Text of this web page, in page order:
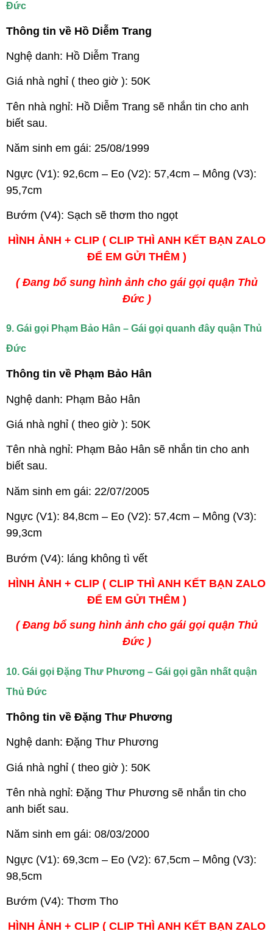
Đức
Thông tin về Hồ Diễm Trang
Nghệ danh: Hồ Diễm Trang
Giá nhà nghỉ ( theo giờ ): 50K
Tên nhà nghỉ: Hồ Diễm Trang sẽ nhắn tin cho anh
biết sau.
Năm sinh em gái: 25/08/1999
Ngực (V1): 92,6cm – Eo (V2): 57,4cm – Mông (V3):
95,7cm
Bướm (V4): Sạch sẽ thơm tho ngọt
HÌNH ẢNH + CLIP ( CLIP THÌ ANH KẾT BẠN ZALO
ĐỂ EM GỬI THÊM )
( Đang bổ sung hình ảnh cho gái gọi quận Thủ
Đức )
9. Gái gọi Phạm Bảo Hân – Gái gọi quanh đây quận Thủ
Đức
Thông tin về Phạm Bảo Hân
Nghệ danh: Phạm Bảo Hân
Giá nhà nghỉ ( theo giờ ): 50K
Tên nhà nghỉ: Phạm Bảo Hân sẽ nhắn tin cho anh
biết sau.
Năm sinh em gái: 22/07/2005
Ngực (V1): 84,8cm – Eo (V2): 57,4cm – Mông (V3):
99,3cm
Bướm (V4): láng không tì vết
HÌNH ẢNH + CLIP ( CLIP THÌ ANH KẾT BẠN ZALO
ĐỂ EM GỬI THÊM )
( Đang bổ sung hình ảnh cho gái gọi quận Thủ
Đức )
10. Gái gọi Đặng Thư Phương – Gái gọi gần nhất quận
Thủ Đức
Thông tin về Đặng Thư Phương
Nghệ danh: Đặng Thư Phương
Giá nhà nghỉ ( theo giờ ): 50K
Tên nhà nghỉ: Đặng Thư Phương sẽ nhắn tin cho
anh biết sau.
Năm sinh em gái: 08/03/2000
Ngực (V1): 69,3cm – Eo (V2): 67,5cm – Mông (V3):
98,5cm
Bướm (V4): Thơm Tho
HÌNH ẢNH + CLIP ( CLIP THÌ ANH KẾT BẠN ZALO